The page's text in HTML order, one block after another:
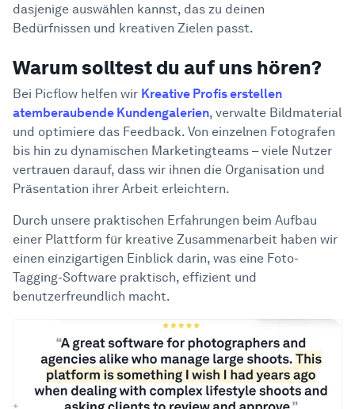
dasjenige auswählen kannst, das zu deinen
Bedürfnissen und kreativen Zielen passt.
Warum solltest du auf uns hören?
Bei Picflow helfen wir Kreative Profis erstellen
atemberaubende Kundengalerien, verwalte Bildmaterial
und optimiere das Feedback. Von einzelnen Fotografen
bis hin zu dynamischen Marketingteams – viele Nutzer
vertrauen darauf, dass wir ihnen die Organisation und
Präsentation ihrer Arbeit erleichtern.
Durch unsere praktischen Erfahrungen beim Aufbau
einer Plattform für kreative Zusammenarbeit haben wir
einen einzigartigen Einblick darin, was eine Foto-
Tagging-Software praktisch, effizient und
benutzerfreundlich macht.